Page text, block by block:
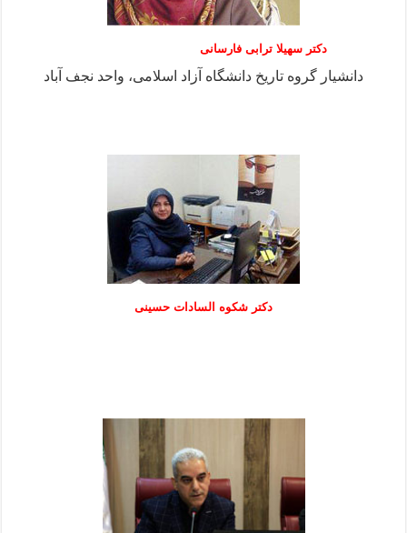
دکتر سهیلا ترابی فارسانی
دانشیار گروه تاریخ دانشگاه آزاد اسلامی، واحد نجف آباد
دكتر شكوه السادات حسينی